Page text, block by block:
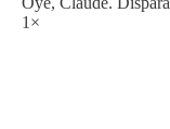
1×